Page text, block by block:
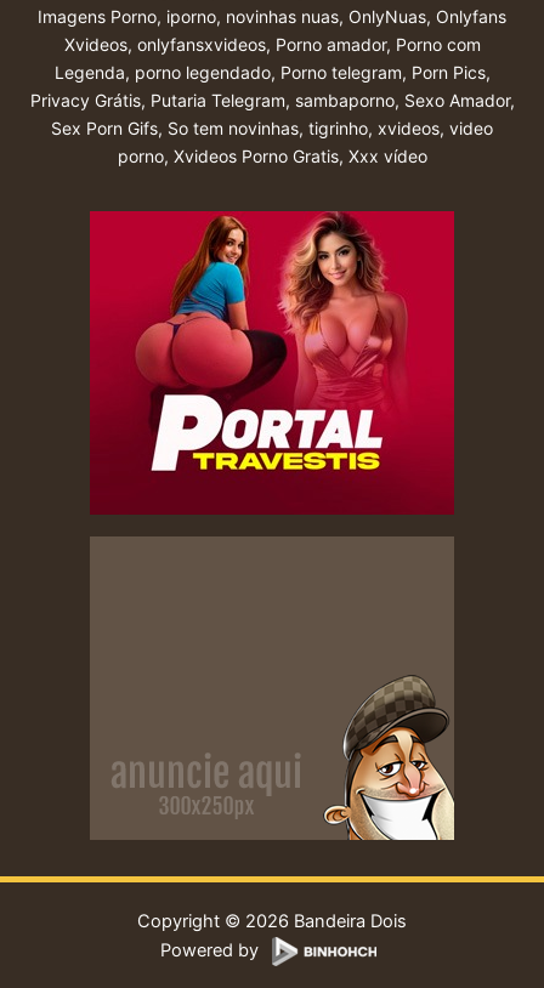
Imagens Porno, iporno, novinhas nuas, OnlyNuas, Onlyfans
Xvideos, onlyfansxvideos, Porno amador, Porno com
Legenda, porno legendado, Porno telegram, Porn Pics,
Privacy Grátis, Putaria Telegram, sambaporno, Sexo Amador,
Sex Porn Gifs, So tem novinhas, tigrinho, xvideos, video
porno, Xvideos Porno Gratis, Xxx vídeo
Copyright © 2026 Bandeira Dois
Powered by